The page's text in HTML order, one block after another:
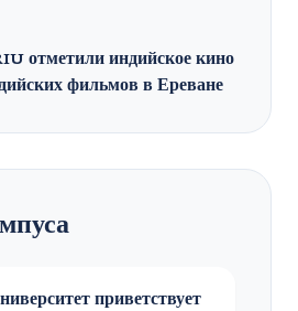
отметили индийское кино
фильмов в Ереване
приветствует